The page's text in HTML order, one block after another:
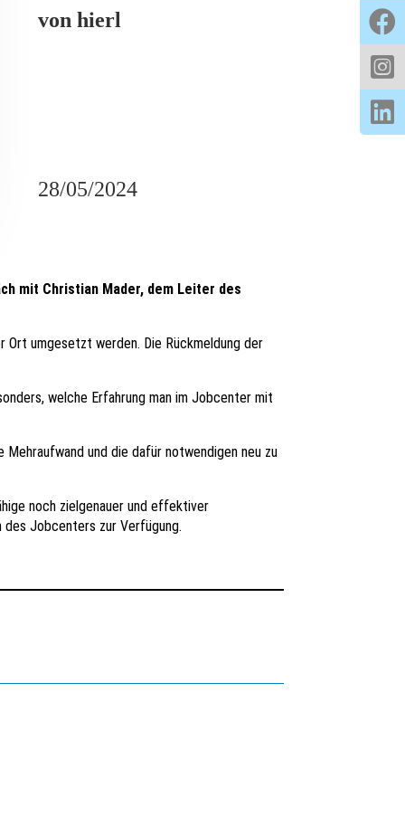
vonhierl
28/05/2024
mit Christian Mader, dem Leiter des
umgesetzt werden. Die Rückmeldung der
welche Erfahrung man im Jobcenter mit
und die dafür notwendigen neu zu
noch zielgenauer und effektiver
Jobcenters zur Verfügung.